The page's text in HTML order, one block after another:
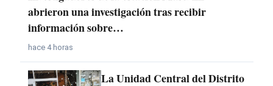
abrieron una investigación tras recibir
información sobre…
hace 4 horas
La Unidad Central del Distrito